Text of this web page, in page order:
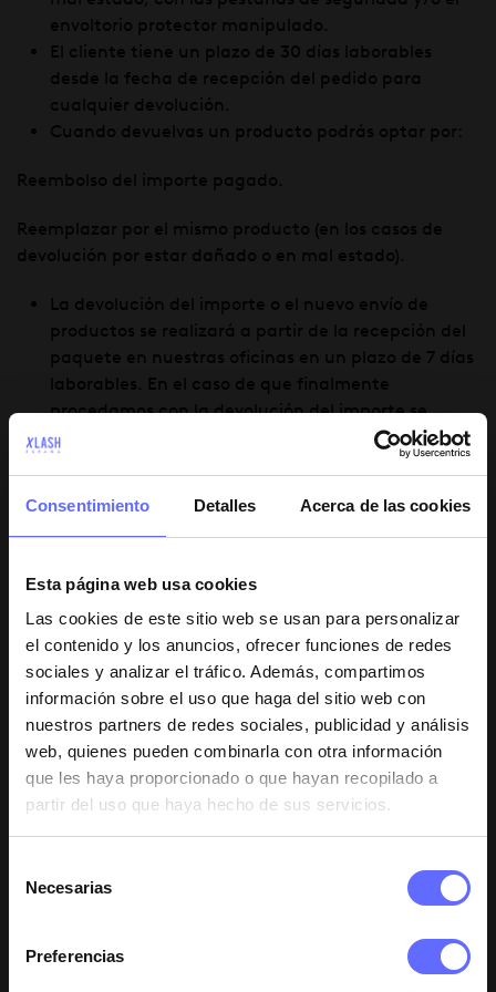
Consentimiento Detalles Acerca de las cookies
Esta página web usa cookies
Las cookies de este sitio web se usan para personalizar
el contenido y los anuncios, ofrecer funciones de redes
sociales y analizar el tráfico. Además, compartimos
información sobre el uso que haga del sitio web con
nuestros partners de redes sociales, publicidad y análisis
web, quienes pueden combinarla con otra información
que les haya proporcionado o que hayan recopilado a
partir del uso que haya hecho de sus servicios.
Necesarias
Preferencias
envoltorio protector manipulado.
El cliente tiene un plazo de 30 días laborables
desde la fecha de recepción del pedido para
cualquier devolución.
Cuando devuelvas un producto podrás optar por:
Reembolso del importe pagado.
Reemplazar por el mismo producto (en los casos de
devolución por estar dañado o en mal estado).
La devolución del importe o el nuevo envío de
productos se realizará a partir de la recepción del
paquete en nuestras oficinas en un plazo de 7 días
laborables. En el caso de que finalmente
procedamos con la devolución del importe se
realizará por el mismo método de pago que usaste
laborables dependiendo de tu entidad bancaria el
importe en tu cuenta.
¿Debo pagar los gastos de devolución?
Si has recibido el pedido con alguno o todos los
productos dañados o en mal estado, NO deberás
pagar los gastos de envío en ningún caso, los gastos de
gestión y transporte correrán a cargo de Xlash.es
Xlash.es también te da la opción de devolver o
cambiar los productos, aunque los hayas recibido en
gastos de gestión y transporte correrán a tu cargo.
pasado 30 días desde la recepción del pedido los
gastos de gestión y transporte correrán a cargo del